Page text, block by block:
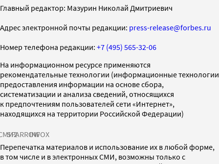
Главный редактор: Мазурин Николай Дмитриевич
Адрес электронной почты редакции: press-release@forbes.ru
Номер телефона редакции: +7 (495) 565-32-06
На информационном ресурсе применяются
рекомендательные технологии (информационные технологии
предоставления информации на основе сбора,
систематизации и анализа сведений, относящихся
к предпочтениям пользователей сети «Интернет»,
находящихся на территории Российской Федерации)
SPARROWINFOX
Перепечатка материалов и использование их в любой форме,
в том числе и в электронных СМИ, возможны только с